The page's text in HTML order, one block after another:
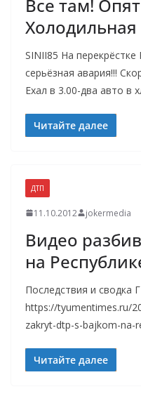
Все там!
Холодильная
SINII85 На
серьёзная авария!!!
Ехал в 3.00-два авто в
Читайте далее
ДТП
11.10.2012 jokermedia
Видео
на
Последствия и сводка
https://tyumentimes.ru/
zakryt-dtp-s-bajkom-na-
Читайте далее